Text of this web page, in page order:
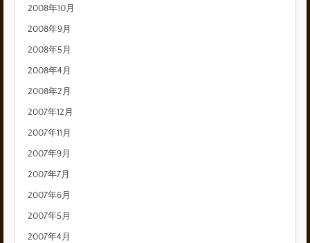
2008年10月
2008年9月
2008年5月
2008年4月
2008年2月
2007年12月
2007年11月
2007年9月
2007年7月
2007年6月
2007年5月
2007年4月